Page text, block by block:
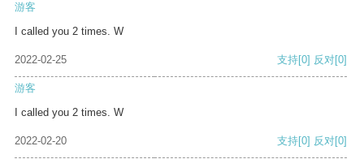
游客
I called you 2 times. W
2022-02-25 支持[0] 反对[0]
游客
I called you 2 times. W
2022-02-20 支持[0] 反对[0]